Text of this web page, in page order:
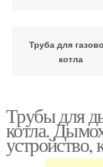
Труба для
котла
Нержавеющие
дымоходы
Трубы для
котла.
устройство,